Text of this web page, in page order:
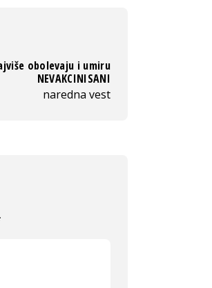
obolevaju i umiru
NEVAKCINISANI
naredna vest